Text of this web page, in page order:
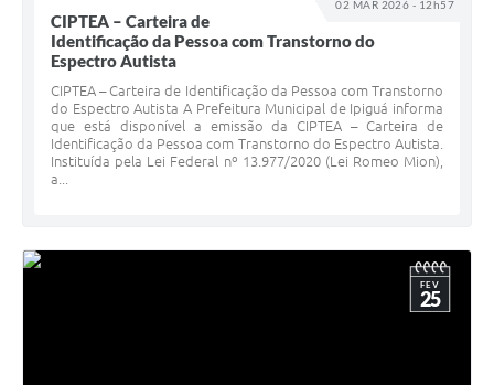
02 MAR 2026 - 12h57
CIPTEA – Carteira de
Identificação da Pessoa com Transtorno do
Espectro Autista
CIPTEA – Carteira de Identificação da Pessoa com Transtorno
do Espectro Autista A Prefeitura Municipal de Ipiguá informa
que está disponível a emissão da CIPTEA – Carteira de
Identificação da Pessoa com Transtorno do Espectro Autista.
Instituída pela Lei Federal nº 13.977/2020 (Lei Romeo Mion),
a...
FEV
25